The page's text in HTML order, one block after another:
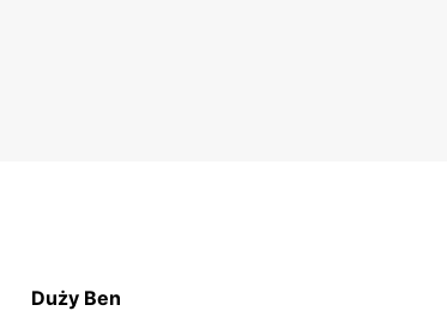
Duży Ben